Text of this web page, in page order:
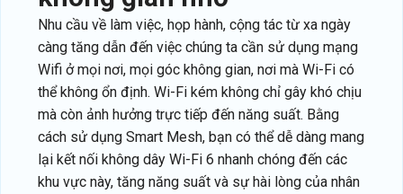
Nhu cầu về làm việc, họp hành, cộng tác từ xa ngày
càng tăng dẫn đến việc chúng ta cần sử dụng mạng
Wifi ở mọi nơi, mọi góc không gian, nơi mà Wi-Fi có
thể không ổn định. Wi-Fi kém không chỉ gây khó chịu
mà còn ảnh hưởng trực tiếp đến năng suất. Bằng
cách sử dụng Smart Mesh, bạn có thể dễ dàng mang
lại kết nối không dây Wi-Fi 6 nhanh chóng đến các
khu vực này, tăng năng suất và sự hài lòng của nhân